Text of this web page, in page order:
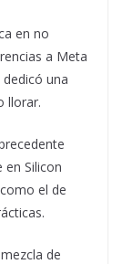
en no
a Meta
una
llorar.
en Silicon
el de
de